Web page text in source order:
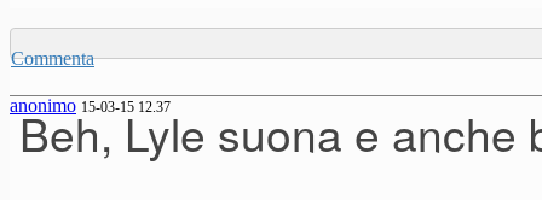
Commenta
anonimo 15-03-15 12.37
Beh, Lyle suona e anche